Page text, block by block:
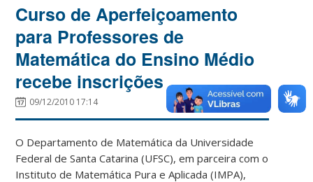
Curso de Aperfeiçoamento
para Professores de
Matemática do Ensino Médio
recebe inscrições
09/12/2010 17:14
O Departamento de Matemática da Universidade
Federal de Santa Catarina (UFSC), em parceira com o
Instituto de Matemática Pura e Aplicada (IMPA),